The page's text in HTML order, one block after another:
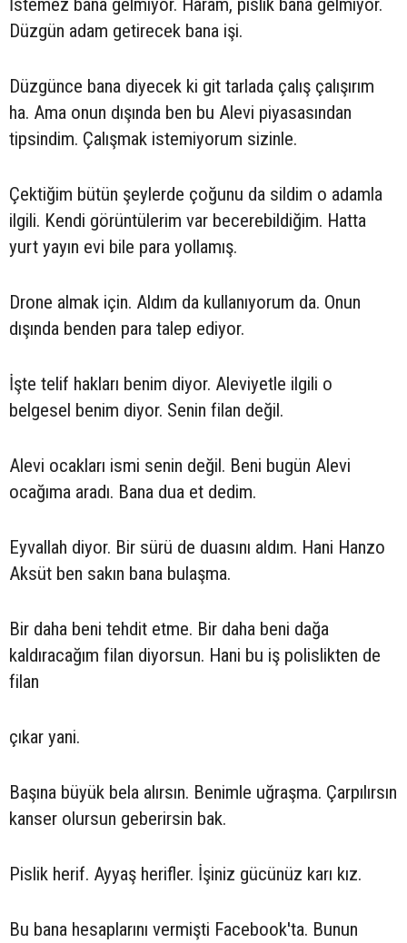
Düzgün adam getirecek bana işi.
Düzgünce bana diyecek ki git tarlada çalış çalışırım
ha. Ama onun dışında ben bu Alevi piyasasından
tipsindim. Çalışmak istemiyorum sizinle.
Çektiğim bütün şeylerde çoğunu da sildim o adamla
ilgili. Kendi görüntülerim var becerebildiğim. Hatta
yurt yayın evi bile para yollamış.
Drone almak için. Aldım da kullanıyorum da. Onun
dışında benden para talep ediyor.
İşte telif hakları benim diyor. Aleviyetle ilgili o
belgesel benim diyor. Senin filan değil.
Alevi ocakları ismi senin değil. Beni bugün Alevi
ocağıma aradı. Bana dua et dedim.
Eyvallah diyor. Bir sürü de duasını aldım. Hani Hanzo
Aksüt ben sakın bana bulaşma.
Bir daha beni tehdit etme. Bir daha beni dağa
kaldıracağım filan diyorsun. Hani bu iş polislikten de
filan
çıkar yani.
Başına büyük bela alırsın. Benimle uğraşma. Çarpılırsın
kanser olursun geberirsin bak.
Pislik herif. Ayyaş herifler. İşiniz gücünüz karı kız.
Bu bana hesaplarını vermişti Facebook'ta. Bunun